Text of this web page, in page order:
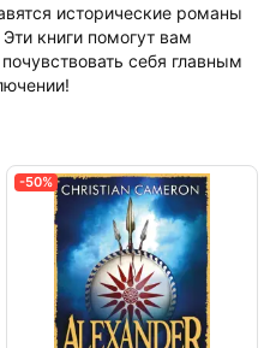
исторические романы
книги помогут вам
себя главным
-50%